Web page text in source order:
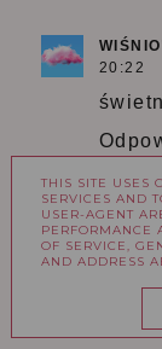
20:22
THIS SITE USES
SERVICES AND
USER-AGENT
PERFORMANCE
OF SERVICE,
AND ADDRESS